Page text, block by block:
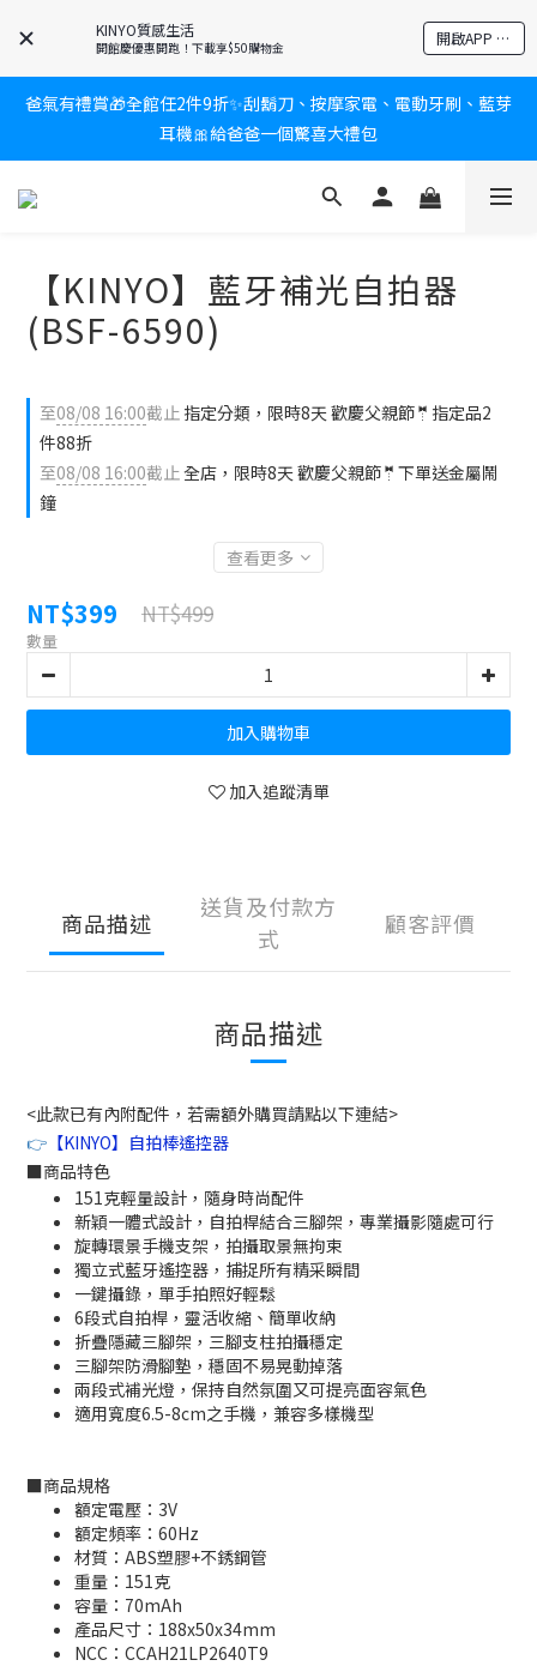
KINYO質感生活
開館慶優惠開跑！下載享$50購物金 開啟APP 享隱藏優惠
新會員送$100購物金✨再享消費回饋無極限
新會員送$100購物金✨再享消費回饋無極限
爸氣有禮賞🎁全館任2件9折✨刮鬍刀、按摩家電、電動牙刷、藍芽
耳機🎀給爸爸一個驚喜大禮包
炎熱夏日救星☀️秒凍扇登場💙半導體製冷 x 微米級冰霧，一秒開
新會員送$100購物金✨再享消費回饋無極限
【KINYO】藍牙補光自拍器
(BSF-6590)
至08/08 16:00截止 指定分類，限時8天 歡慶父親節🤵指定品2
件88折
至08/08 16:00截止全店，限時8天 歡慶父親節🤵下單送金屬鬧
鐘
查看更多
NT$399 NT$499
數量
加入購物車
加入追蹤清單
商品描述
送貨及付款方
式
顧客評價
商品描述
<此款已有內附配件，若需額外購買請點以下連結>
👉 【KINYO】自拍棒遙控器
■商品特色
151克輕量設計，隨身時尚配件
新穎一體式設計，自拍桿結合三腳架，專業攝影隨處可行
旋轉環景手機支架，拍攝取景無拘束
獨立式藍牙遙控器，捕捉所有精采瞬間
一鍵攝錄，單手拍照好輕鬆
6段式自拍桿，靈活收縮、簡單收納
折疊隱藏三腳架，三腳支柱拍攝穩定
三腳架防滑腳墊，穩固不易晃動掉落
兩段式補光燈，保持自然氛圍又可提亮面容氣色
適用寬度6.5-8cm之手機，兼容多樣機型
■商品規格
額定電壓：3V
額定頻率：60Hz
材質：ABS塑膠+不銹鋼管
重量：151克
容量：70mAh
產品尺寸：188x50x34mm
NCC ： CCAH21LP2640T9